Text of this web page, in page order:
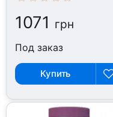
1071 грн
Под заказ
Купить